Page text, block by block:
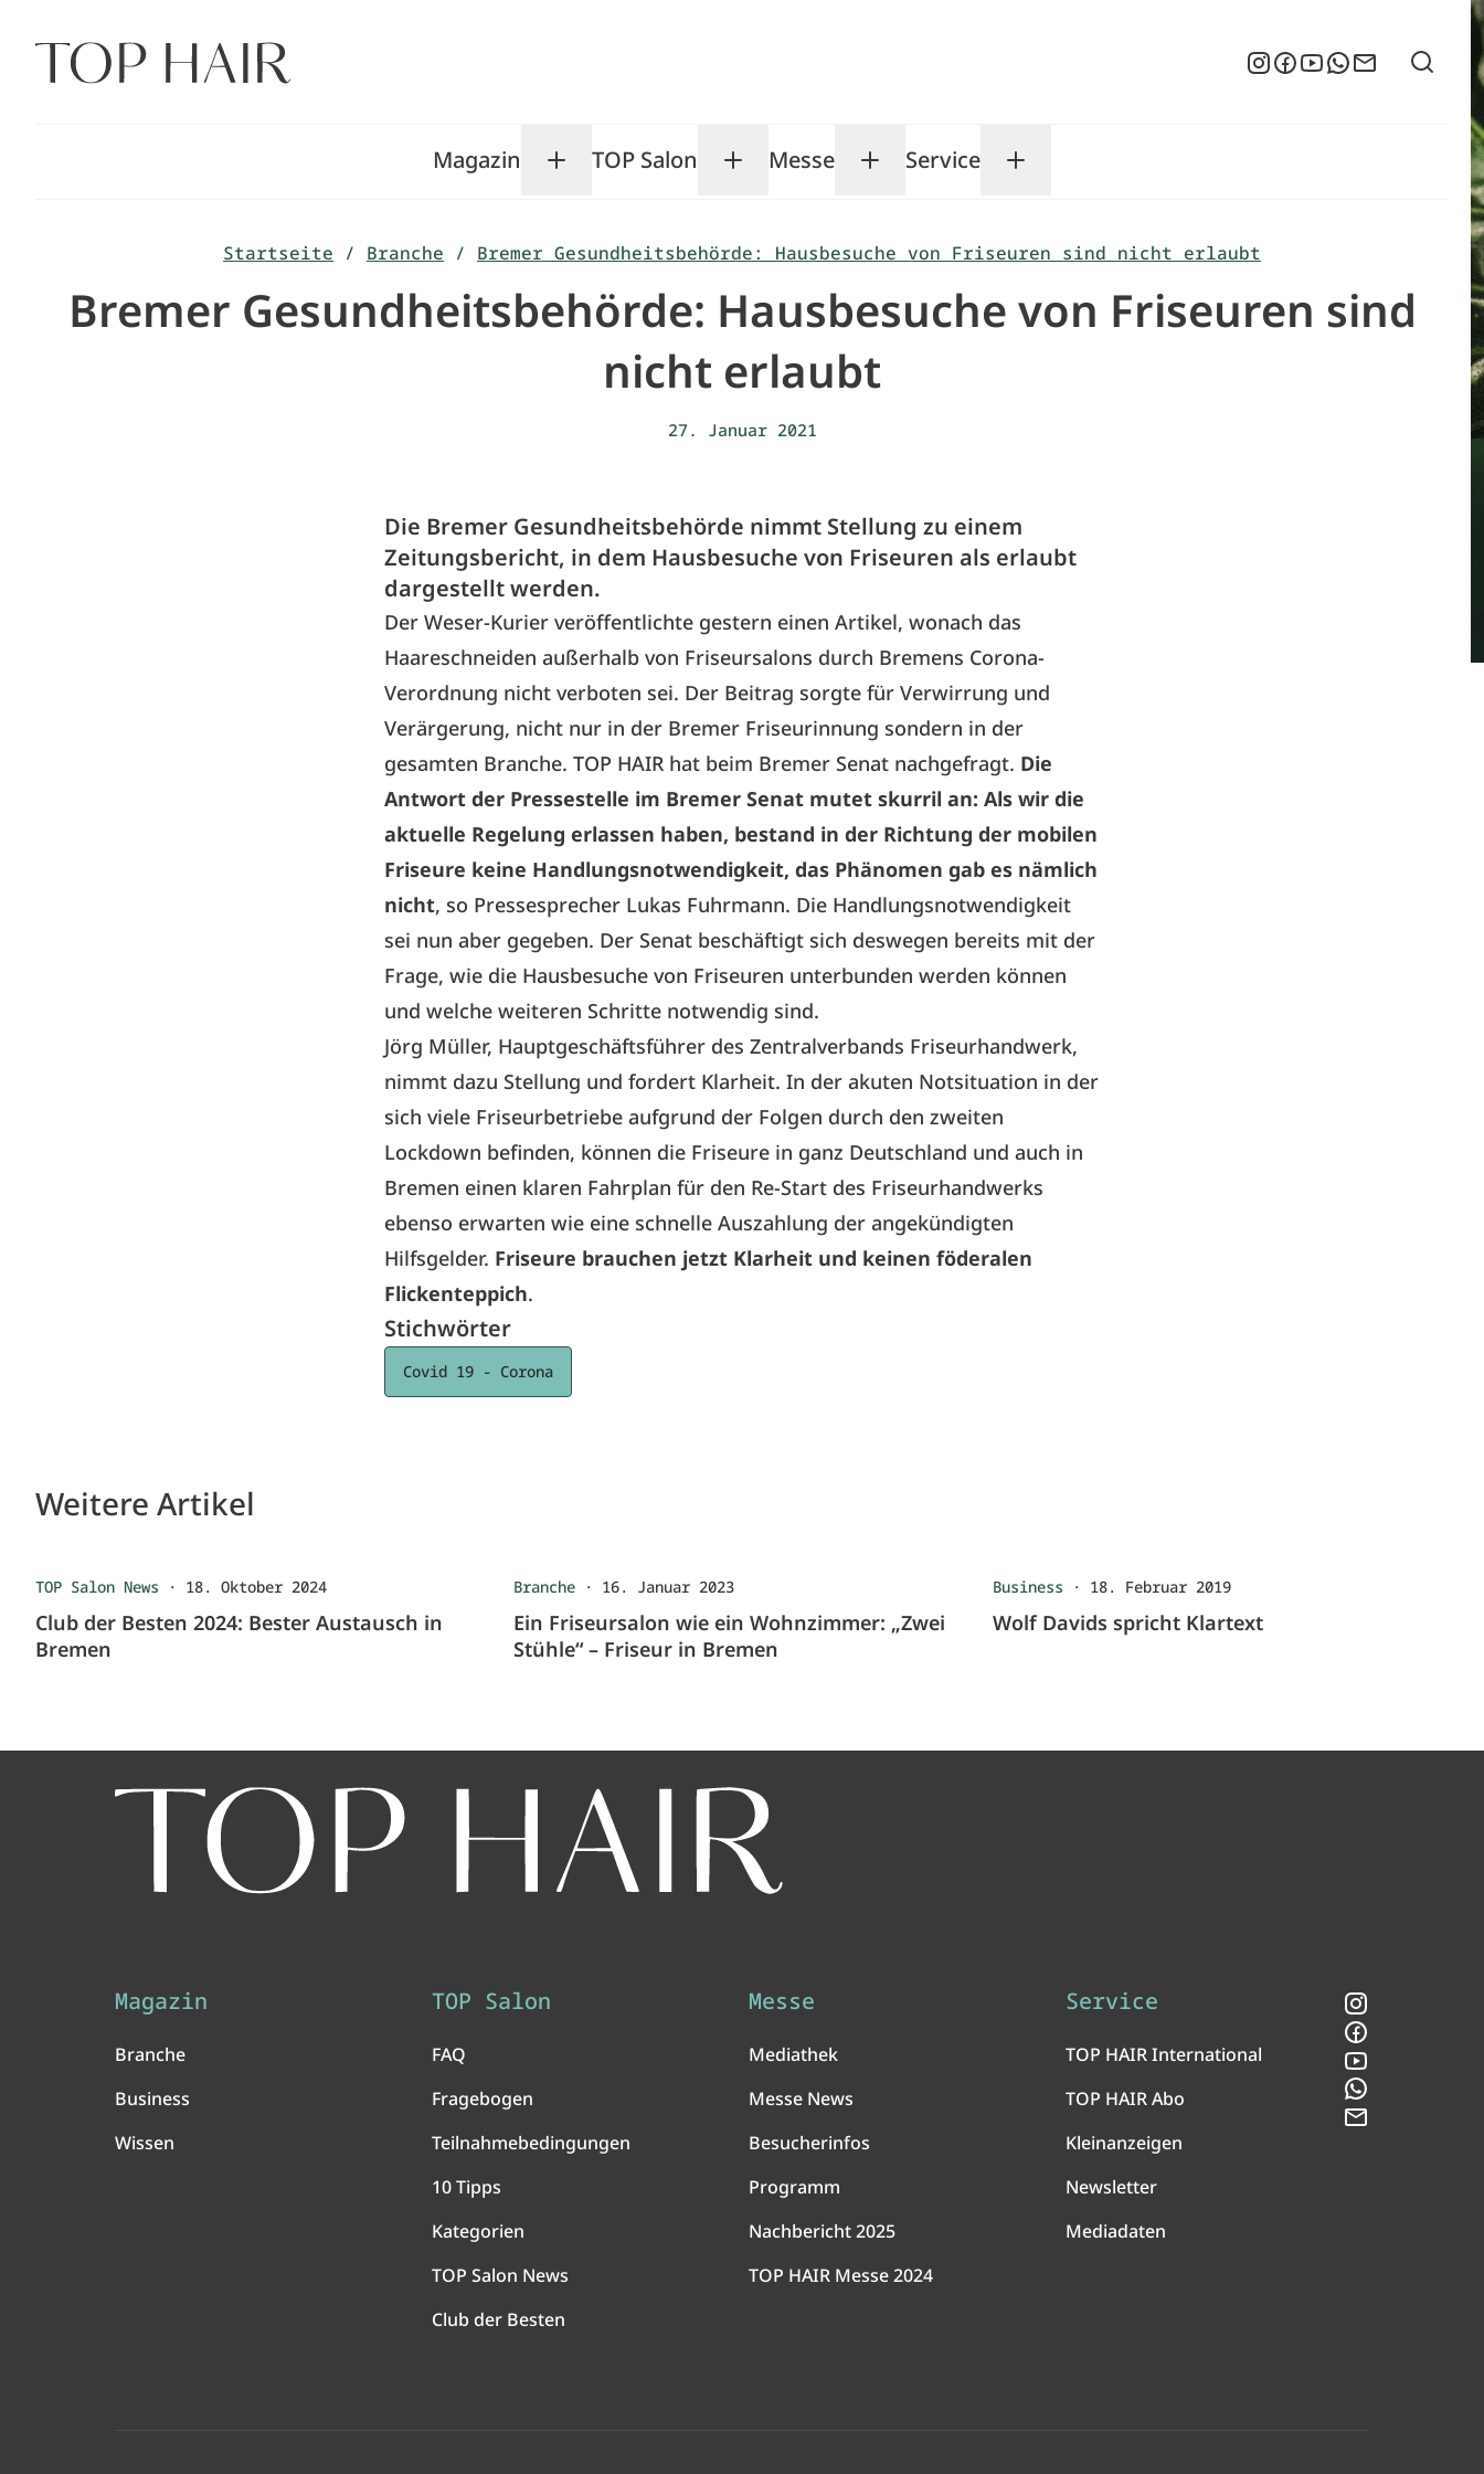
Inhalt
springen
Suche
Magazin Toggle Magazin submenu
TOP Salon Toggle TOP Salon submenu
Messe Toggle Messe submenu
Service Toggle Service submenu
Instagram
Facebook
YouTubeWhatsApp
Newsletter
Startseite / Branche / Bremer Gesundheitsbehörde: Hausbesuche von Friseuren sind nicht erlaubt
Bremer Gesundheitsbehörde: Hausbesuche von Friseuren sind
nicht erlaubt
27. Januar 2021
Die Bremer Gesundheitsbehörde nimmt Stellung zu einem
Zeitungsbericht, in dem Hausbesuche von Friseuren als erlaubt
dargestellt werden.
Der Weser-Kurier veröffentlichte gestern einen Artikel, wonach das
Haareschneiden außerhalb von Friseursalons durch Bremens Corona-
Verordnung nicht verboten sei. Der Beitrag sorgte für Verwirrung und
Verärgerung, nicht nur in der Bremer Friseurinnung sondern in der
gesamten Branche. TOP HAIR hat beim Bremer Senat nachgefragt. Die
Antwort der Pressestelle im Bremer Senat mutet skurril an: Als wir die
aktuelle Regelung erlassen haben, bestand in der Richtung der mobilen
Friseure keine Handlungsnotwendigkeit, das Phänomen gab es nämlich
nicht, so Pressesprecher Lukas Fuhrmann. Die Handlungsnotwendigkeit
sei nun aber gegeben. Der Senat beschäftigt sich deswegen bereits mit der
Frage, wie die Hausbesuche von Friseuren unterbunden werden können
und welche weiteren Schritte notwendig sind.
Jörg Müller, Hauptgeschäftsführer des Zentralverbands Friseurhandwerk,
nimmt dazu Stellung und fordert Klarheit. In der akuten Notsituation in der
sich viele Friseurbetriebe aufgrund der Folgen durch den zweiten
Lockdown befinden, können die Friseure in ganz Deutschland und auch in
Bremen einen klaren Fahrplan für den Re-Start des Friseurhandwerks
ebenso erwarten wie eine schnelle Auszahlung der angekündigten
Hilfsgelder. Friseure brauchen jetzt Klarheit und keinen föderalen
Flickenteppich.
Stichwörter
Covid 19 - Corona
Weitere Artikel
TOP Salon News · 18. Oktober 2024
Club der Besten 2024: Bester Austausch in
Bremen
Branche · 16. Januar 2023
Ein Friseursalon wie ein Wohnzimmer: „Zwei
Stühle“ – Friseur in Bremen
Business · 18. Februar 2019
Wolf Davids spricht Klartext
Magazin
Branche
Business
Wissen
TOP Salon
FAQ
Fragebogen
Teilnahmebedingungen
10 Tipps
Kategorien
TOP Salon News
Club der Besten
Messe
Mediathek
Messe News
Besucherinfos
Programm
Nachbericht 2025
TOP HAIR Messe 2024
Service
TOP HAIR International
TOP HAIR Abo
Kleinanzeigen
Newsletter
Mediadaten